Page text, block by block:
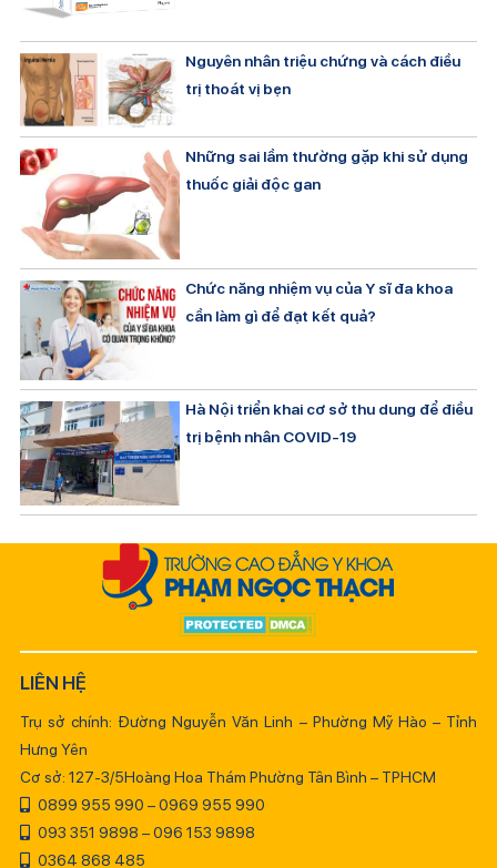
Nguyên nhân triệu chứng và cách điều
trị thoát vị bẹn
Những sai lầm thường gặp khi sử dụng
thuốc giải độc gan
Chức năng nhiệm vụ của Y sĩ đa khoa
cần làm gì để đạt kết quả?
Hà Nội triển khai cơ sở thu dung để điều
trị bệnh nhân COVID-19
LIÊN HỆ
Trụ sở chính: Đường Nguyễn Văn Linh – Phường Mỹ Hào – Tỉnh
Hưng Yên
Cơ sở: 127-3/5Hoàng Hoa Thám Phường Tân Bình – TPHCM
0899 955 990 – 0969 955 990
093 351 9898 – 096 153 9898
0364 868 485